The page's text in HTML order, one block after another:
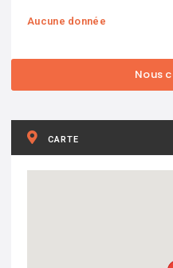
Aucune donnée
CARTE